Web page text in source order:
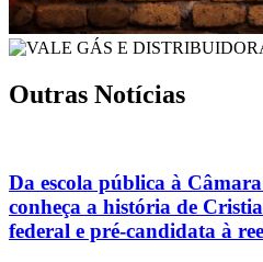
Outras Notícias
Da escola pública à
conheça a história de
federal e pré-candidata à